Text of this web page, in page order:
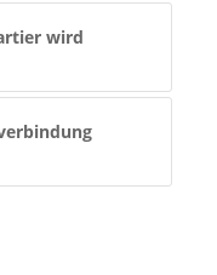
wird